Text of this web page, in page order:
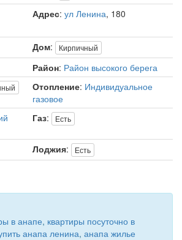
Адрес: ул Ленина, 180
Дом: Кирпичный
Район: Район высокого берега
Отопление: Индивидуальное
газовое
Газ: Есть
Лоджия: Есть
в анапе, квартиры посуточно в
анапа ленина, анапа жилье